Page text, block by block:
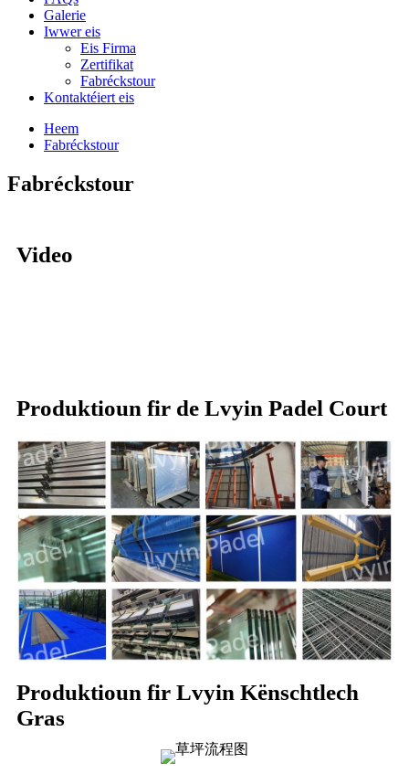
Galerie
Iwwer eis
Eis Firma
Zertifikat
Fabréckstour
Kontaktéiert eis
Heem
Fabréckstour
Fabréckstour
Video
Produktioun fir de Lvyin Padel Court
Produktioun fir Lvyin Kënschtlech
Gras